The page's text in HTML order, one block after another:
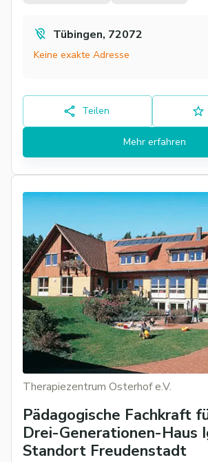
Tübingen, 72072
Keine exakte Adresse
Teilen
Mehr erfahren
Therapiezentrum Osterhof e.V.
Pädagogische Fachkraft
Drei-Generationen-Haus
Standort Freudenstadt